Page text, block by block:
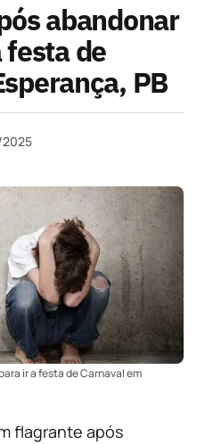
abandonar
de
PB
ir a festa de Carnaval em
flagrante após